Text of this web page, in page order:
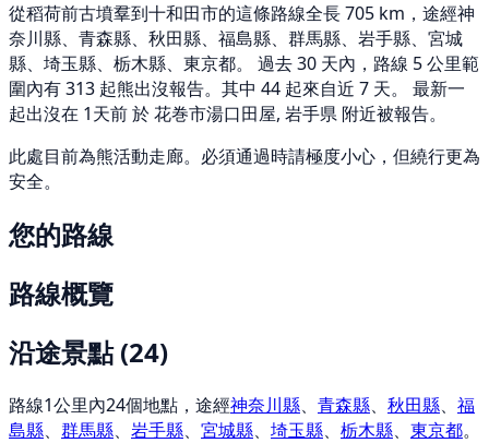
從稻荷前古墳羣到十和田市的這條路線全長 705 km，途經神
奈川縣、青森縣、秋田縣、福島縣、群馬縣、岩手縣、宮城
縣、埼玉縣、栃木縣、東京都。 過去 30 天內，路線 5 公里範
圍內有 313 起熊出沒報告。其中 44 起來自近 7 天。 最新一
起出沒在 1天前 於 花巻市湯口田屋, 岩手県 附近被報告。
此處目前為熊活動走廊。必須通過時請極度小心，但繞行更為
安全。
您的路線
路線概覽
沿途景點(24)
路線1公里內24個地點，途經神奈川縣、 青森縣、 秋田縣、 福
島縣、 群馬縣、 岩手縣、 宮城縣、 埼玉縣、 栃木縣、 東京都。